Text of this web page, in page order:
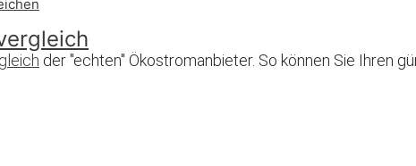
der "echten" Ökostromanbieter. So können Sie Ihren